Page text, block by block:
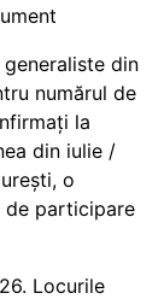
din
numărul de
la
din iulie /
o
participare
Locurile